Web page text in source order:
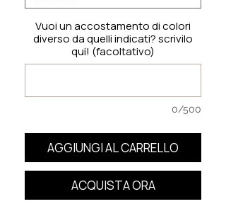
Vuoi un accostamento di colori
diverso da quelli indicati? scrivilo
qui! (facoltativo)
0/500
AGGIUNGI AL CARRELLO
ACQUISTA ORA